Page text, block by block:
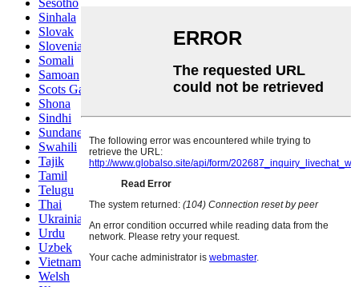
Sinhala
Slovak
Slovenian
Somali
Samoan
Scots Gaelic
Shona
Sindhi
Sundanese
Swahili
Tajik
Tamil
Telugu
Thai
Ukrainian
Urdu
Uzbek
Vietnamese
Welsh